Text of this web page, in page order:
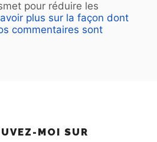
pour réduire les
plus sur la façon dont
commentaires sont
MOI SUR